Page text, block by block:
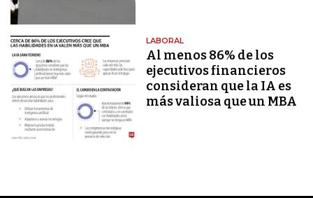
LABORAL
Al menos 86% de los
ejecutivos financieros
consideran que la IA es
más valiosa que un MBA